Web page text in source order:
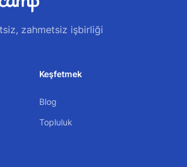
zahmetsiz işbirliği
Keşfetmek
Blog
Topluluk